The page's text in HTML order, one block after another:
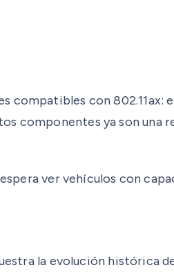
con 802.11ax:
ya son una
ver vehículos con
la evolución histórica